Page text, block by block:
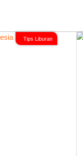
Tips Liburan